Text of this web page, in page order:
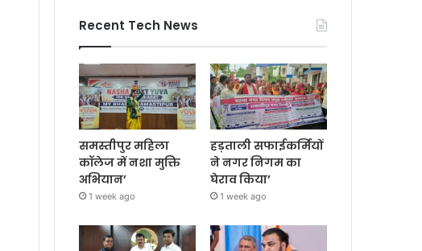
Recent Tech News
समस्तीपुर महिला
कॉलेज में नशा मुक्ति
अभियान’
1 week ago
हड़ताली सफाईकर्मियों
ने नगर निगम का
घेराव किया’
1 week ago